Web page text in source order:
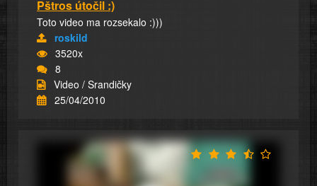
Pštros útočil :)
Toto video ma rozsekalo :)))
roskild
3520x
8
Video / Srandičky
25/04/2010